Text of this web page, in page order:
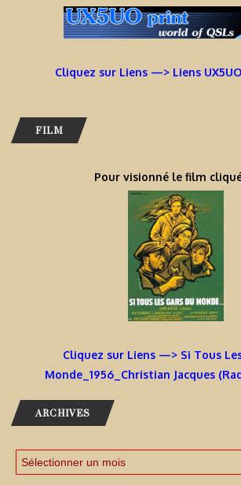
Cliquez sur Liens —> Liens
FILM
Pour visionné le film
Cliquez sur Liens —> Si Tous
Monde_1956_Christian Jacques
ARCHIVES